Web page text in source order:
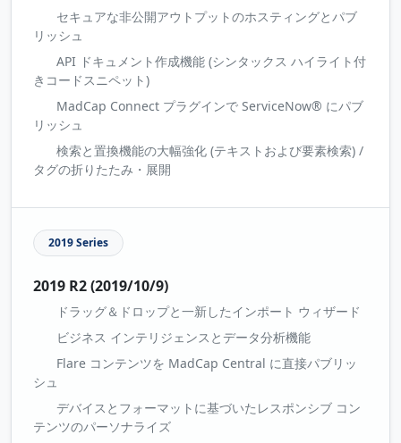
セキュアな非公開アウトプットのホスティングとパブ
リッシュ
API ドキュメント作成機能 (シンタックス ハイライト付
きコードスニペット)
MadCap Connect プラグインで ServiceNow® にパブ
リッシュ
検索と置換機能の大幅強化 (テキストおよび要素検索) /
タグの折りたたみ・展開
2019 Series
2019 R2 (2019/10/9)
ドラッグ＆ドロップと一新したインポート ウィザード
ビジネス インテリジェンスとデータ分析機能
Flare コンテンツを MadCap Central に直接パブリッ
シュ
デバイスとフォーマットに基づいたレスポンシブ コン
テンツのパーソナライズ